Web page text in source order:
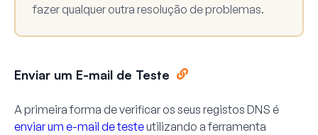
fazer qualquer outra resolução de problemas.
Enviar um E-mail de Teste
A primeira forma de verificar os seus registos DNS é
enviar um e-mail de testeutilizando a ferramenta